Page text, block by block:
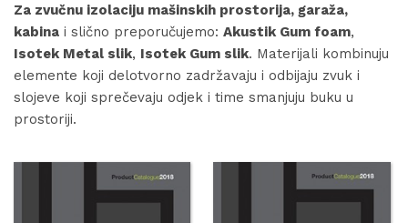
Za zvučnu izolaciju mašinskih prostorija, garaža,
kabina i slično preporučujemo: Akustik Gum foam,
Isotek Metal slik, Isotek Gum slik. Materijali kombinuju
elemente koji delotvorno zadržavaju i odbijaju zvuk i
slojeve koji sprečevaju odjek i time smanjuju buku u
prostoriji.